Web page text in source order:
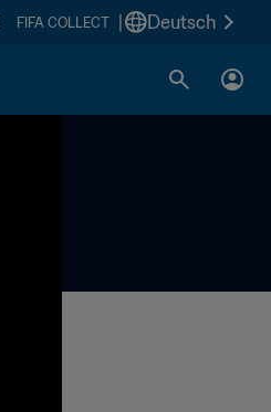
FIFA COLLECT Deutsch